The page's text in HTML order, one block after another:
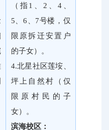
（指1、2、4、
5、6、7号楼，仅
限原拆迁安置户
的子女）。
4.北星社区莲垵、
坪上自然村（仅
限原村民的子
女）。
滨海校区：